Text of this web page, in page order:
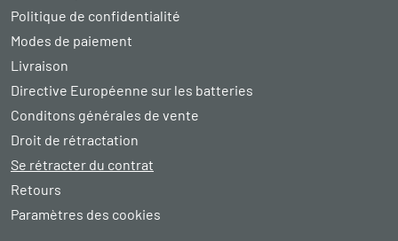
Politique de confidentialité
Modes de paiement
Livraison
Directive Européenne sur les batteries
Conditons générales de vente
Droit de rétractation
Se rétracter du contrat
Retours
Paramètres des cookies